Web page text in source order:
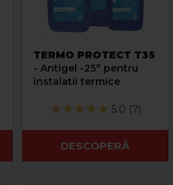
TERMO PROTECT T35
- Antigel -25° pentru
instalatii termice
5.0 (7)
DESCOPERĂ